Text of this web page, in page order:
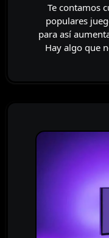
Te contamos cuáles son los mejores y más
populares
para así
Hay algo que